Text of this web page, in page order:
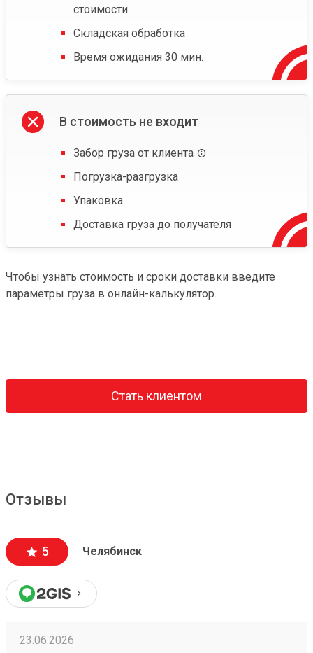
стоимости
Складская обработка
Время ожидания 30 мин.
В стоимость не входит
Забор груза от клиента
Погрузка-разгрузка
Упаковка
Доставка груза до получателя
Чтобы узнать стоимость и сроки доставки введите
параметры груза в онлайн-калькулятор.
Стать клиентом
Отзывы
5 Челябинск
23.06.2026